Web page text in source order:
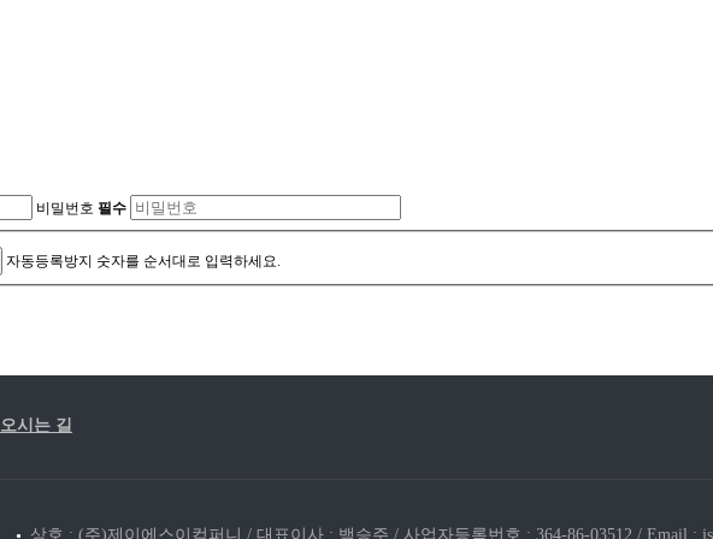
비밀번호 필수
자동등록방지 숫자를 순서대로 입력하세요.
오시는 길
상호 : (주)제이에스이컴퍼니 / 대표이사 : 백승주 / 사업자등록번호 : 364-86-03512 / Email :